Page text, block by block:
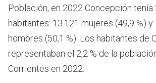
Población, en 2022 Concepción tenía
habitantes: 13.121 mujeres (49,9 %) y
hombres (50,1 %). Los habitantes de
representaban el 2,2 % de la
Corrientes en 2022.